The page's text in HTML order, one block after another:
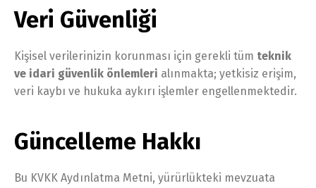
Veri Güvenliği
Kişisel verilerinizin korunması için gerekli tüm teknik
ve idari güvenlik önlemleri alınmakta; yetkisiz erişim,
veri kaybı ve hukuka aykırı işlemler engellenmektedir.
Güncelleme Hakkı
Bu KVKK Aydınlatma Metni, yürürlükteki mevzuata